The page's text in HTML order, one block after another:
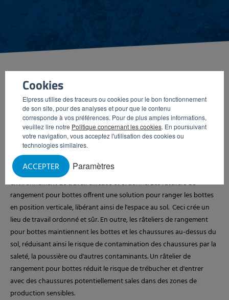
Cookies
Elpress utilise des traceurs ou cookies pour le bon fonctionnement
de son site, pour des analyses et pour que le contenu
corresponde à vos préférences. Pour de plus amples informations,
veuillez lire notre Politique concernant les cookies. En poursuivant
votre navigation, vous acceptez l'utilisation des cookies ou
technologies similaires.
Paramètres
ACCEPTER
ÉCONOMISER DE L’ESPACE
AVEC DES RÂTELIERS DE
RANGEMENT POUR BOTTES
L'utilisation de râteliers de rangement pour bottes garantit un
environnement de travail efficace et ordonné. Les râteliers de
rangement pour bottes offrent une solution pour ranger les bottes
en position verticale, libérant ainsi de l'espace au sol. Ceci crée un
lieu de travail ordonné et sûr. En outre, les râteliers de rangement
pour bottes maintiennent les bottes et les chaussures au-dessus du
sol, réduisant ainsi le risque de contamination des chaussures par la
saleté, la poussière ou d'autres contaminants. Un râtelier de
rangement pour bottes réduit le risque de trébucher et d'entrer
avec des chaussures potentiellement sales dans des zones de
production sensibles.